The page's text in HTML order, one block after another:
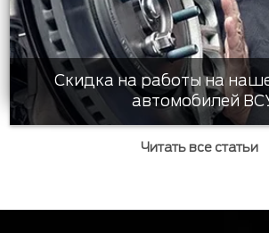
Скидка на работы на
автомобилей
Читать все статьи